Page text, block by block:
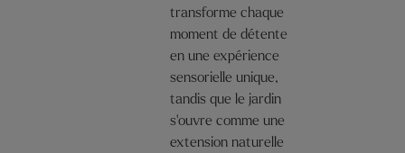
transforme chaque
moment de détente
en une expérience
sensorielle unique,
tandis que le jardin
s'ouvre comme une
extension naturelle